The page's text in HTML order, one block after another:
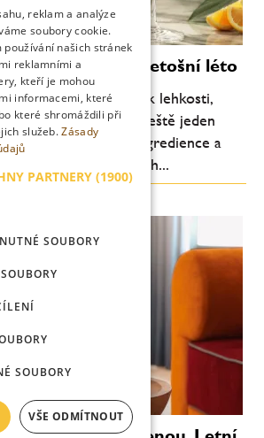
které definují letošní léto
se každoročně vrací k lehkosti,
Letos je ale patrný ještě jeden
kvalitní ingredience a
Méně komplikovaných...
ENGLISH
reklam a analýze
soubory cookie.
používání našich stránek
reklamními a
kteří je mohou
informacemi, které
které shromáždili při
služeb.Zásady
PARTNERY (1900)
SOUBORY
SOUBORY
VŠE ODMÍTNOUT